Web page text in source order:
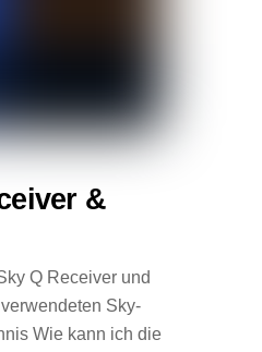
&
Q Receiver und
Sky-
Wie kann ich die